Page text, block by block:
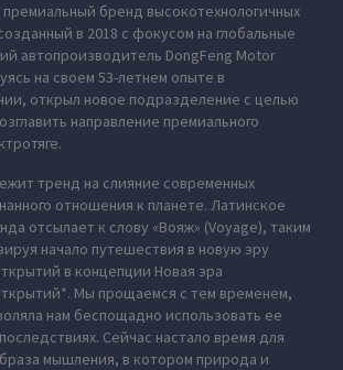
премиальный бренд высокотехнологичных
в 2018 с фокусом на глобальные
автопроизводитель DongFeng Motor
на своем 53-летнем опыте в
открыл новое подразделение с целью
направление премиального
тренд на слияние современных
отношения к планете. Латинское
отсылает к слову «Вояж» (Voyage), таким
начало путешествия в новую эру
в концепции Новая эра
Мы прощаемся с тем временем,
нам беспощадно использовать ее
Сейчас настало время для
мышления, в котором природа и